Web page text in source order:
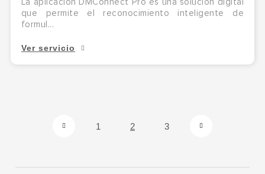
La aplicación DMConnect Pro es una solución digital
que permite el reconocimiento inteligente de
formul...
Ver servicio
1 2 3